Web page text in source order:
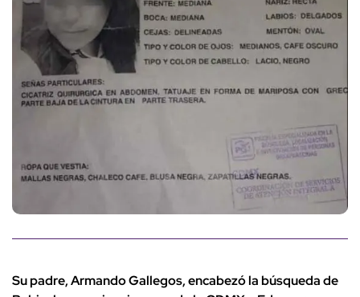
Su padre, Armando Gallegos, encabezó la búsqueda de